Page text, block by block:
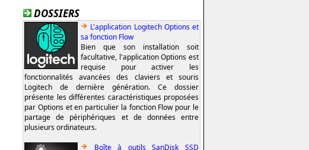
DOSSIERS
L'application Logitech Options et
sa fonction Flow
Bien que son installation soit
facultative, l'application Options est
requise pour activer les
fonctionnalités avancées des claviers et souris
Logitech de dernière génération. Ce dossier
présente les différentes caractéristiques proposées
par Options et en particulier la fonction Flow pour le
partage de périphériques et de données entre
plusieurs ordinateurs.
Boîte à outils SanDisk SSD